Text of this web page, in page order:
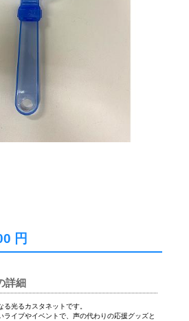
円
詳細
光るカスタネットです。
ライブやイベントで、声の代わりの応援グッズと